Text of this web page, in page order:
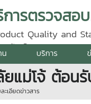
Quality and
รศัพท์ 0 5387 5640
น บริการ
ยแม่โจ้ ต้อ
ะเอียดข่าวสาร